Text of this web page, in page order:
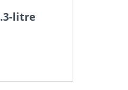
litre